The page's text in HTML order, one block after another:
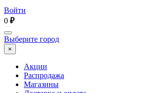
Войти
0 ₽
Выберите город
×
Акции
Распродажа
Магазины